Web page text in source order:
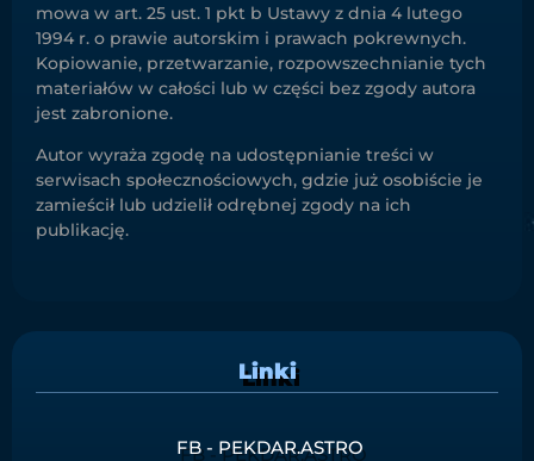
mowa w art. 25 ust. 1 pkt b Ustawy z dnia 4 lutego
1994 r. o prawie autorskim i prawach pokrewnych.
Kopiowanie, przetwarzanie, rozpowszechnianie tych
materiałów w całości lub w części bez zgody autora
jest zabronione.
Autor wyraża zgodę na udostępnianie treści w
serwisach społecznościowych, gdzie już osobiście je
zamieścił lub udzielił odrębnej zgody na ich
publikację.
Linki
FB - PEKDAR.ASTRO